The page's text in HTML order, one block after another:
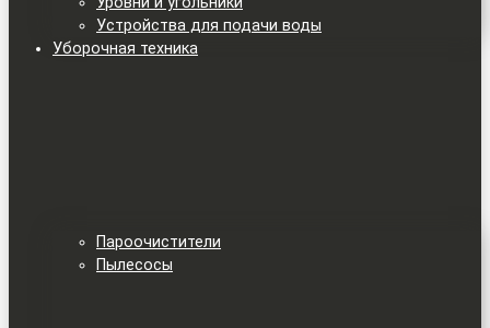
Устройства для подачи воды
Уборочная техника
Пароочистители
Пылесосы